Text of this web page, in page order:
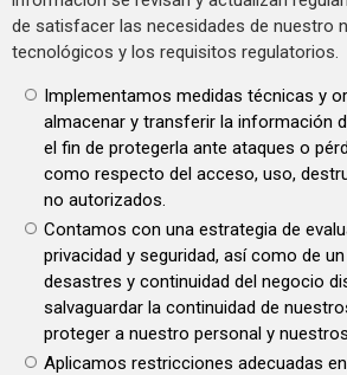
de satisfacer las necesidades de nuestro
tecnológicos y los requisitos regulatorios.
Implementamos medidas técnicas y
almacenar y transferir la información
el fin de protegerla ante ataques o
como respecto del acceso, uso,
no autorizados.
Contamos con una estrategia de
privacidad y seguridad, así como de
desastres y continuidad del negocio
salvaguardar la continuidad de
proteger a nuestro personal y
Aplicamos restricciones adecuadas